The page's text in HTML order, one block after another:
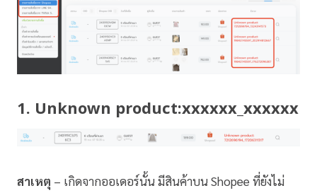
1. Unknown product:xxxxxx_xxxxxx
สาเหตุ – เกิดจากออเดอร์นั้น มีสินค้าบน Shopee ที่ยังไม่